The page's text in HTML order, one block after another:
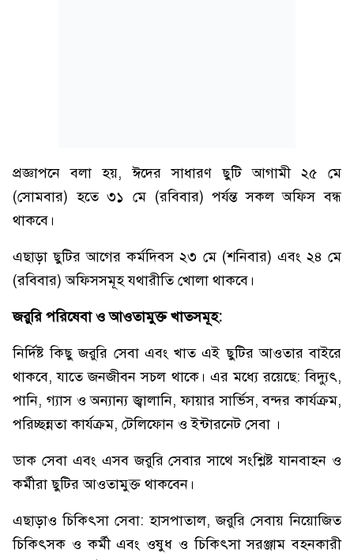
প্রজ্ঞাপনে বলা হয়, ঈদের সাধারণ ছুটি আগামী ২৫ মে
(সোমবার) হতে ৩১ মে (রবিবার) পর্যন্ত সকল অফিস বন্ধ
থাকবে।
এছাড়া ছুটির আগের কর্মদিবস ২৩ মে (শনিবার) এবং ২৪ মে
(রবিবার) অফিসসমূহ যথারীতি খোলা থাকবে।
জরুরি পরিষেবা ও আওতামুক্ত খাতসমূহ:
নির্দিষ্ট কিছু জরুরি সেবা এবং খাত এই ছুটির আওতার বাইরে
থাকবে, যাতে জনজীবন সচল থাকে। এর মধ্যে রয়েছে: বিদ্যুৎ,
পানি, গ্যাস ও অন্যান্য জ্বালানি, ফায়ার সার্ভিস, বন্দর কার্যক্রম,
পরিচ্ছন্নতা কার্যক্রম, টেলিফোন ও ইন্টারনেট সেবা ।
ডাক সেবা এবং এসব জরুরি সেবার সাথে সংশ্লিষ্ট যানবাহন ও
কর্মীরা ছুটির আওতামুক্ত থাকবেন।
এছাড়াও চিকিৎসা সেবা: হাসপাতাল, জরুরি সেবায় নিয়োজিত
চিকিৎসক ও কর্মী এবং ওষুধ ও চিকিৎসা সরঞ্জাম বহনকারী